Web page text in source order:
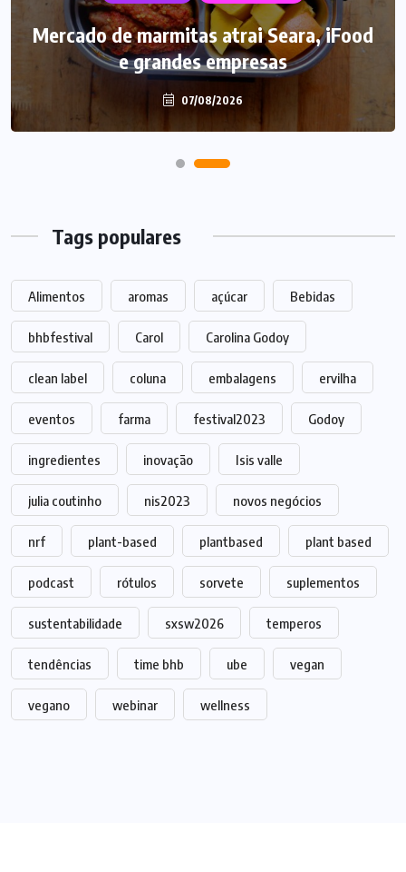
Mercado de marmitas atrai Seara, iFood
e grandes empresas
07/08/2026
Tags populares
Alimentos aromas açúcar Bebidas
bhbfestival Carol Carolina Godoy
clean label coluna embalagens ervilha
eventos farma festival2023 Godoy
ingredientes inovação Isis valle
julia coutinho nis2023 novos negócios
nrf plant-based plantbased plant based
podcast rótulos sorvete suplementos
sustentabilidade sxsw2026 temperos
tendências time bhb ube vegan
vegano webinar wellness